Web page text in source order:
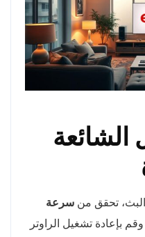
تحقق من سرعة
وقم بإعادة تشغيل الراوتر